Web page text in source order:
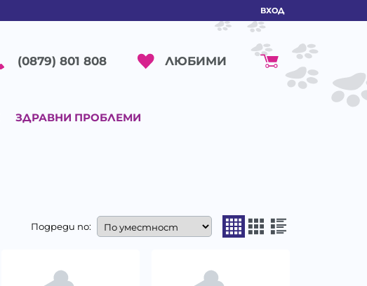
ВХОД
(0879) 801 808 ЛЮБИМИ
ЗДРАВНИ ПРОБЛЕМИ
Подреди по: